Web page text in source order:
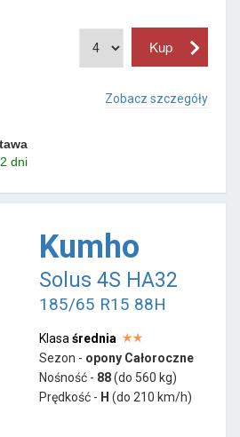
Zobacz szczegóły
dni
Kumho
Solus 4S HA32
185/65 R15 88H
Klasa średnia
Sezon - opony Całoroczne
Nośność - 88(do 560 kg)
Prędkość - H (do 210 km/h)